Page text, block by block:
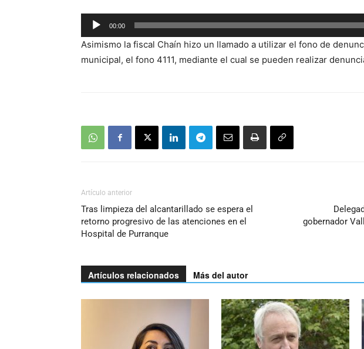
Reproductor
de
audio
00:00
Asimismo la fiscal Chaín hizo un llamado a utilizar el fono de
municipal, el fono 4111, mediante el cual se pueden realizar
Artículo anterior
Tras limpieza del alcantarillado se espera el
retorno progresivo de las atenciones en el
Hospital de Purranque
gobernador
Artículos relacionados Más del autor